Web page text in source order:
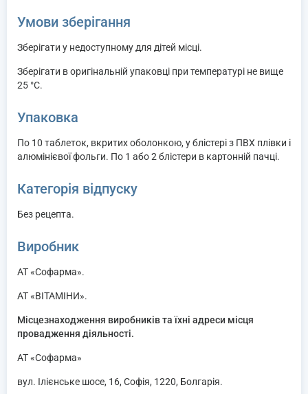
Умови зберігання
Зберігати у недоступному для дітей місці.
Зберігати в оригінальній упаковці при температурі не вище
25 °С.
Упаковка
По 10 таблеток, вкритих оболонкою, у блістері з ПВХ плівки і
алюмінієвої фольги. По 1 або 2 блістери в картонній пачці.
Категорія відпуску
Без рецепта.
Виробник
АТ «Софарма».
АТ «ВІТАМІНИ».
Місцезнаходження виробників та їхні адреси місця
провадження діяльності.
АТ «Софарма»
вул. Ілієнське шосе, 16, Софія, 1220, Болгарія.